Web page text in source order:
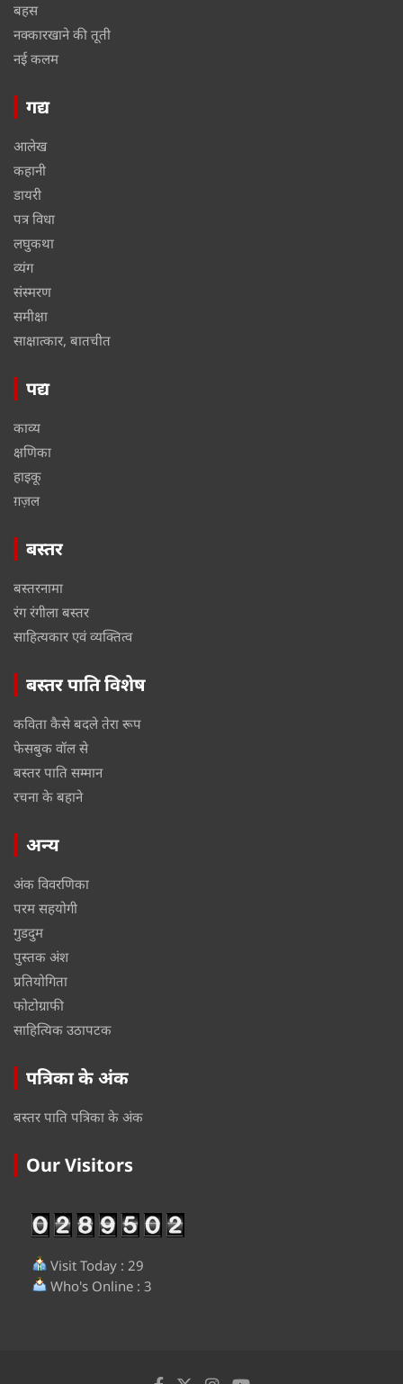
बहस
नक्कारखाने की तूती
नई कलम
गद्य
आलेख
कहानी
डायरी
पत्र विधा
लघुकथा
व्यंग
संस्मरण
समीक्षा
साक्षात्कार, बातचीत
पद्य
काव्य
क्षणिका
हाइकू
ग़ज़ल
बस्तर
बस्तरनामा
रंग रंगीला बस्तर
साहित्यकार एवं व्यक्तित्व
बस्तर पाति विशेष
कविता कैसे बदले तेरा रूप
फेसबुक वॉल से
बस्तर पाति सम्मान
रचना के बहाने
अन्य
अंक विवरणिका
परम सहयोगी
गुडदुम
पुस्तक अंश
प्रतियोगिता
फोटोग्राफी
साहित्यिक उठापटक
पत्रिका के अंक
बस्तर पाति पत्रिका के अंक
Our Visitors
Visit Today : 29
Who's Online : 3